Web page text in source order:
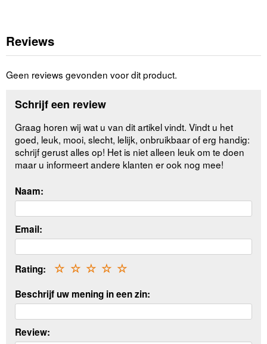
Reviews
Geen reviews gevonden voor dit product.
Schrijf een review
Graag horen wij wat u van dit artikel vindt. Vindt u het
goed, leuk, mooi, slecht, lelijk, onbruikbaar of erg handig:
schrijf gerust alles op! Het is niet alleen leuk om te doen
maar u informeert andere klanten er ook nog mee!
Naam:
Email:
Rating: ☆
☆
☆
☆
☆
Beschrijf uw mening in een zin:
Review: